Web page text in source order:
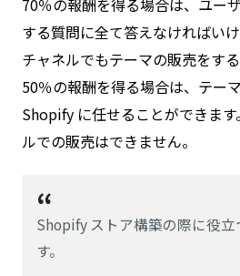
70％の報酬を得る場合は、ユー
する質問に全て答えなければい
チャネルでもテーマの販売をする
50％の報酬を得る場合は、テー
Shopify に任せることができま
ルでの販売はできません。
Shopify ストア構築の際に役
す。